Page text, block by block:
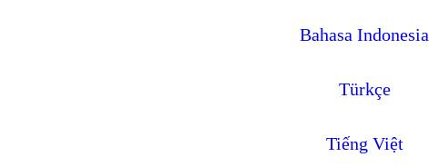
Bahasa Indonesia
Türkçe
Tiếng Việt